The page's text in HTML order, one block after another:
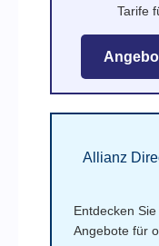
Tarife
Allianz
Entdecken
Angebote für